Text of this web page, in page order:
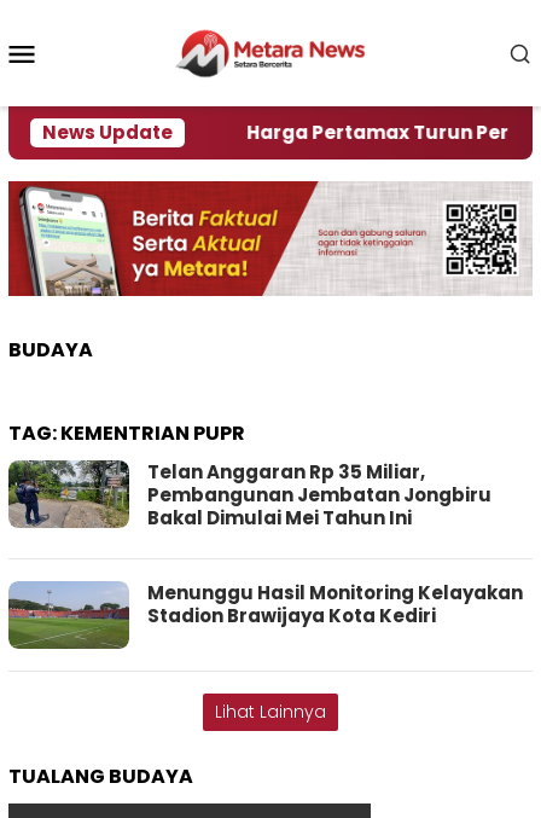
konten
News Update
Krisi Air Harga Pertamax Turun Per Hari
BUDAYA
TAG:KEMENTRIAN PUPR
Telan Anggaran Rp 35 Miliar,
Pembangunan Jembatan Jongbiru
Bakal Dimulai Mei Tahun Ini
Menunggu Hasil Monitoring Kelayakan
Stadion Brawijaya Kota Kediri
Lihat Lainnya
TUALANG BUDAYA